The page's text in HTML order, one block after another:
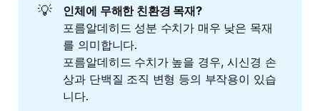
💡
인체에 무해한 친환경 목재?
포름알데히드 성분 수치가 매우 낮은 목재
를 의미합니다.
포름알데히드 수치가 높을 경우, 시신경 손
상과 단백질 조직 변형 등의 부작용이 있습
니다.